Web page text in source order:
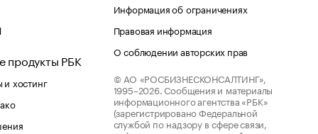
продукты РБК
хостинг
Информация об ограничениях
Правовая информация
О соблюдении авторских прав
© АО «РОСБИЗНЕСКОНСАЛТИНГ»,
1995–2026. Сообщения и материалы
информационного агентства «РБК»
(зарегистрировано Федеральной
службой по надзору в сфере связи,